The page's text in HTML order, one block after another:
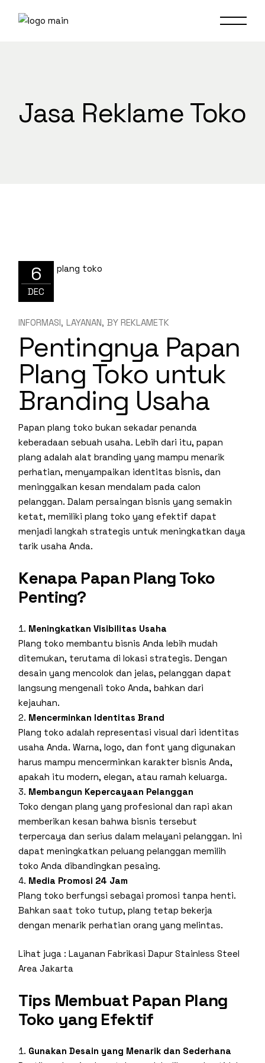
Jasa Reklame Toko
6
DEC
INFORMASI LAYANAN BY REKLAMETK
Pentingnya Papan
Plang Toko untuk
Branding Usaha
Papan plang toko bukan sekadar penanda
keberadaan sebuah usaha. Lebih dari itu, papan
plang adalah alat branding yang mampu menarik
perhatian, menyampaikan identitas bisnis, dan
meninggalkan kesan mendalam pada calon
pelanggan. Dalam persaingan bisnis yang semakin
ketat, memiliki plang toko yang efektif dapat
menjadi langkah strategis untuk meningkatkan daya
tarik usaha Anda.
Kenapa Papan Plang Toko
Penting?
Meningkatkan Visibilitas Usaha
Plang toko membantu bisnis Anda lebih mudah
ditemukan, terutama di lokasi strategis. Dengan
desain yang mencolok dan jelas, pelanggan dapat
langsung mengenali toko Anda, bahkan dari
kejauhan.
Mencerminkan Identitas Brand
Plang toko adalah representasi visual dari identitas
usaha Anda. Warna, logo, dan font yang digunakan
harus mampu mencerminkan karakter bisnis Anda,
apakah itu modern, elegan, atau ramah keluarga.
Membangun Kepercayaan Pelanggan
Toko dengan plang yang profesional dan rapi akan
memberikan kesan bahwa bisnis tersebut
terpercaya dan serius dalam melayani pelanggan. Ini
dapat meningkatkan peluang pelanggan memilih
toko Anda dibandingkan pesaing.
Media Promosi 24 Jam
Plang toko berfungsi sebagai promosi tanpa henti.
Bahkan saat toko tutup, plang tetap bekerja
dengan menarik perhatian orang yang melintas.
Lihat juga :Layanan Fabrikasi Dapur Stainless Steel
Area Jakarta
Tips Membuat Papan Plang
Toko yang Efektif
Gunakan Desain yang Menarik dan Sederhana